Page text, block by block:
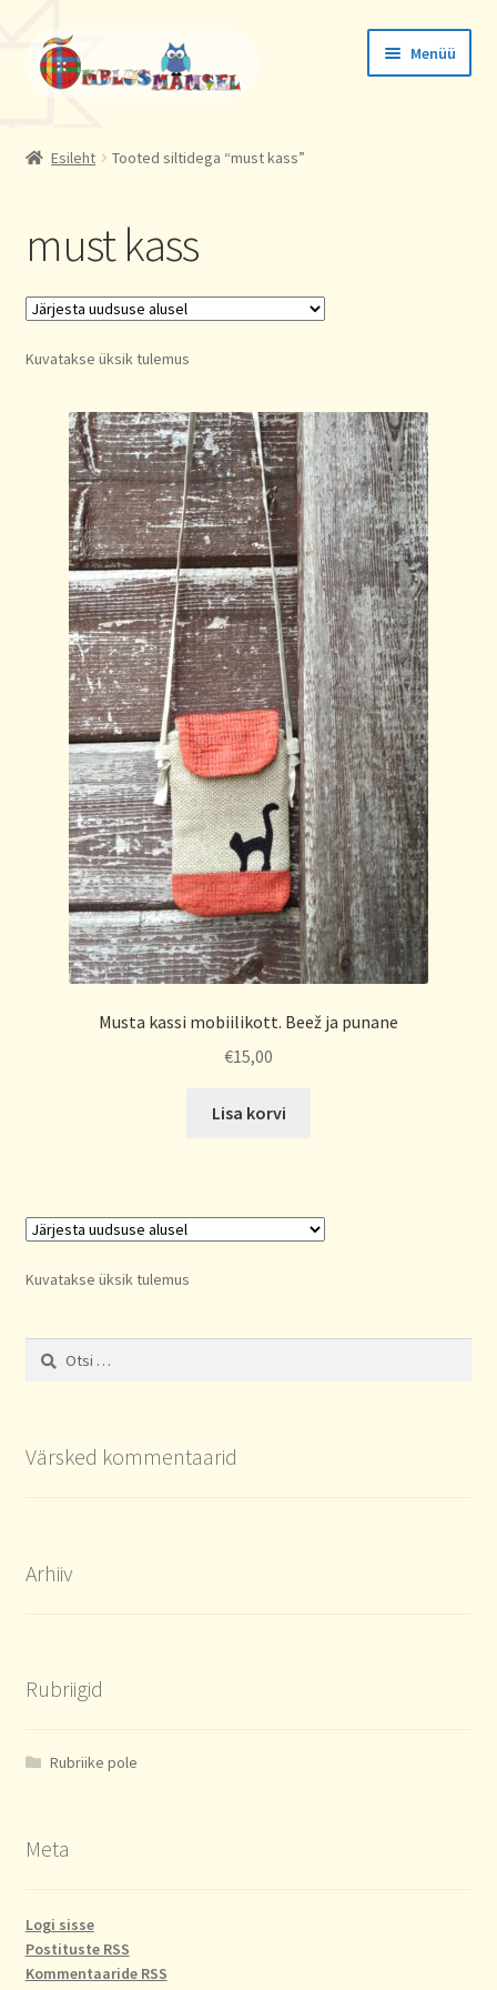
Liigu
navigeerimisele
Liigu
sisu
juurde
Menüü
Aadressid
Esileht Tooted siltidega “must kass”
must kass
Kuvatakse üksik tulemus
Musta kassi mobiilikott. Beež ja punane
€15,00
Lisa korvi
Kuvatakse üksik tulemus
Otsi:
Värsked kommentaarid
Arhiiv
Rubriigid
Rubriike pole
Meta
Logi sisse
Postituste RSS
Kommentaaride RSS